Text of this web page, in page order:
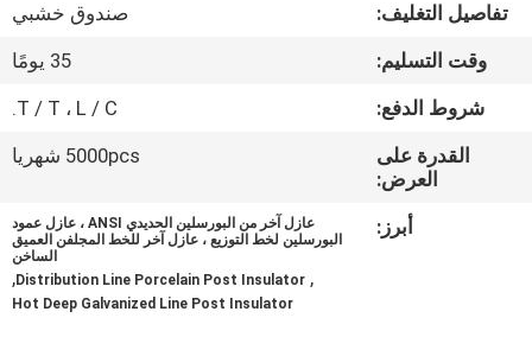
مراقبة
الجودة
اتصل
تفاصيل التغليف:
صندوق خشبي
وقت التسليم:
35 يومًا
شروط الدفع:
T / T ، L / C.
القدرة على
العرض:
5000pcs شهريا
أبرز:
عازل آخر من البورسلين الحديدي ANSI ، عازل عمود
البورسلين لخط التوزيع ، عازل آخر للخط المجلفن العميق
الساخن
,
Distribution Line Porcelain Post Insulator
,
Hot Deep Galvanized Line Post Insulator